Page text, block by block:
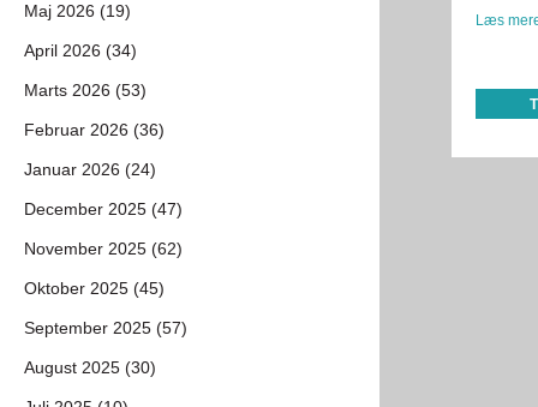
Læs
Maj 2026 (19)
April 2026 (34)
Marts 2026 (53)
Februar 2026 (36)
Januar 2026 (24)
December 2025 (47)
November 2025 (62)
Oktober 2025 (45)
September 2025 (57)
August 2025 (30)